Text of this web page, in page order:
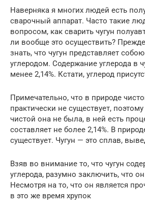
Наверняка я многих людей есть
сварочный аппарат. Часто такие
вопросом, как сварить чугун
ли вообще это осуществить?
знать, что чугун представляет
углеродом. Содержание углерода в
менее 2,14%. Кстати, углерод
Примечательно, что в природе
практически не существует,
чистой она не была, в ней есть
составляет не более 2,14%. В
существует. Чугун — это сплав,
Взяв во внимание то, что чугун
углерода, разумно заключить, что
Несмотря на то, что он является
в это же время хрупок